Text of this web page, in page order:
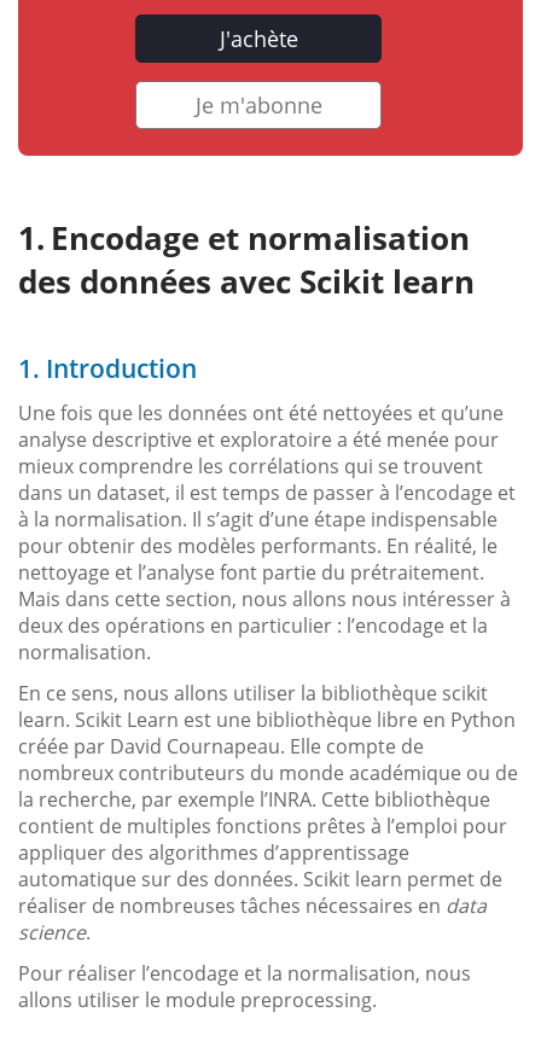
J'achète
Je m'abonne
Encodage et normalisation
des données avec Scikit learn
1. Introduction
Une fois que les données ont été nettoyées et qu’une
analyse descriptive et exploratoire a été menée pour
mieux comprendre les corrélations qui se trouvent
dans un dataset, il est temps de passer à l’encodage et
à la normalisation. Il s’agit d’une étape indispensable
pour obtenir des modèles performants. En réalité, le
nettoyage et l’analyse font partie du prétraitement.
Mais dans cette section, nous allons nous intéresser à
deux des opérations en particulier : l’encodage et la
normalisation.
En ce sens, nous allons utiliser la bibliothèque scikit
learn. Scikit Learn est une bibliothèque libre en Python
créée par David Cournapeau. Elle compte de
nombreux contributeurs du monde académique ou de
la recherche, par exemple l’INRA. Cette bibliothèque
contient de multiples fonctions prêtes à l’emploi pour
appliquer des algorithmes d’apprentissage
automatique sur des données. Scikit learn permet de
réaliser de nombreuses tâches nécessaires en data
science.
Pour réaliser l’encodage et la normalisation, nous
allons utiliser le module preprocessing.